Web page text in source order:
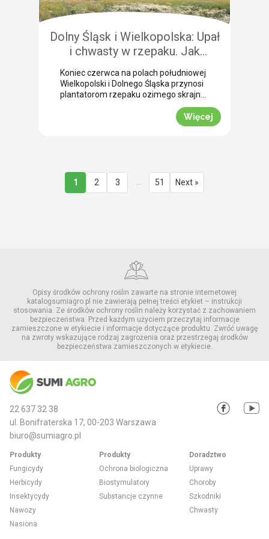
nierównomiernym dojrzewaniem […]
Dolny Śląsk i Wielkopolska: Upał
i chwasty w rzepaku. Jak
uratować plon przed samym
wjazdem kombajnu?
Koniec czerwca na polach południowej
Wielkopolski i Dolnego Śląska przynosi
plantatorom rzepaku ozimego skrajne
emocje (BBCH 80-83). Ostatnie opady
deszczu poprawiły ogólną kondycję
roślin. Jednak wywołały jednocześnie
Jak informuje nasz ekspert Mariusz
Staniek, skuteczna desykacja rzepaku
przed zbiorem oraz wcześniejsza
Więcej
1 2 3 51 Next »
Opisy środków ochrony roślin zawarte na stronie internetowej
katalogsumiagro.pl nie zawierają pełnej treści etykiet – instrukcji
stosowania. Ze środków ochrony roślin należy korzystać z zachowaniem
bezpieczeństwa. Przed każdym użyciem przeczytaj informacje
zamieszczone w etykiecie i informacje dotyczące produktu. Zwróć uwagę
na zwroty wskazujące rodzaj zagrożenia oraz przestrzegaj środków
bezpieczeństwa zamieszczonych w etykiecie.
22 637 32 38
ul. Bonifraterska 17, 00-203 Warszawa
biuro@sumiagro.pl
Produkty
Fungicydy
Herbicydy
Insektycydy
Nawozy
Nasiona
Produkty
Ochrona biologiczna
Biostymulatory
Substancje czynne
Doradztwo
Uprawy
Choroby
Szkodniki
Chwasty